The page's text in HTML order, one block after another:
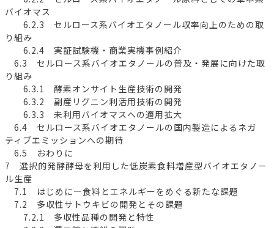
バイオマス
6.2.3 セルロース系バイオエタノール収率向上のための取
り組み
6.2.4 実証試験機・商業実機事例紹介
6.3 セルロース系バイオエタノールの普及・発展に向けた取
り組み
6.3.1 酵素オンサイト生産技術の開発
6.3.2 副産リグニン利活用技術の開発
6.3.3 未利用バイオマスへの適用拡大
6.4 セルロース系バイオエタノールの国内製造によるネガ
ティブエミッションへの期待
6.5 おわりに
7 選択的発酵酵母を利用した低炭素食料増産型バイオエタノー
ル生産
7.1 はじめに―食料とエネルギーをめぐる新たな課題
7.2 多収性サトウキビの開発とその課題
7.2.1 多収性品種の開発と特性